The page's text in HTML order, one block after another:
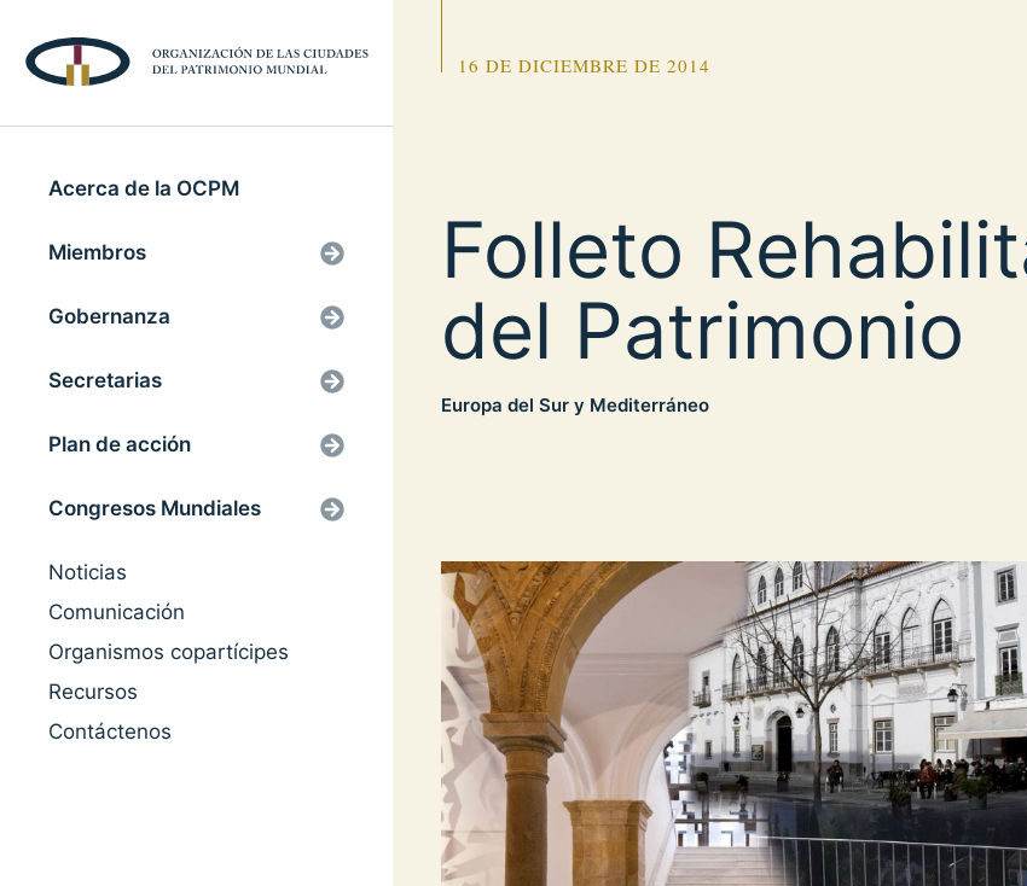
Acerca de la OCPM
Miembros
Gobernanza
Secretarias
Plan de acción
Congresos Mundiales
Noticias
Comunicación
Organismos copartícipes
Recursos
Contáctenos
16 DE DICIEMBRE DE 2014
Folleto
del Patrimonio
Europa del Sur y Mediterráneo